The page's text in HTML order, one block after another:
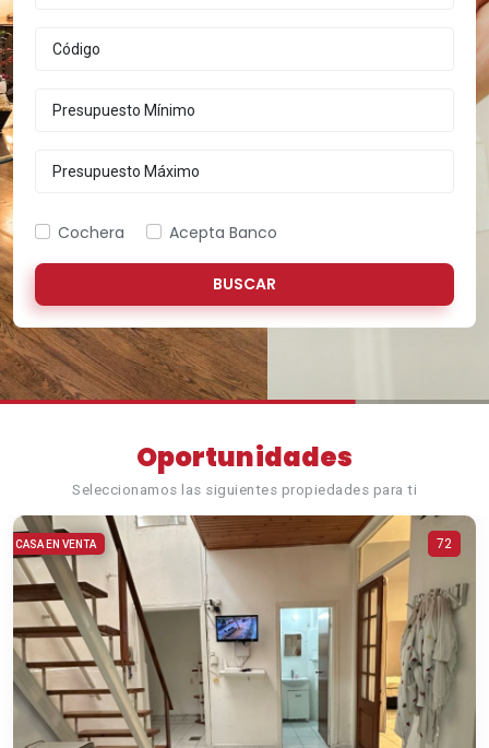
Cochera Acepta Banco
BUSCAR
Oportunidades
Seleccionamos las siguientes propiedades para ti
CASA EN VENTA 72